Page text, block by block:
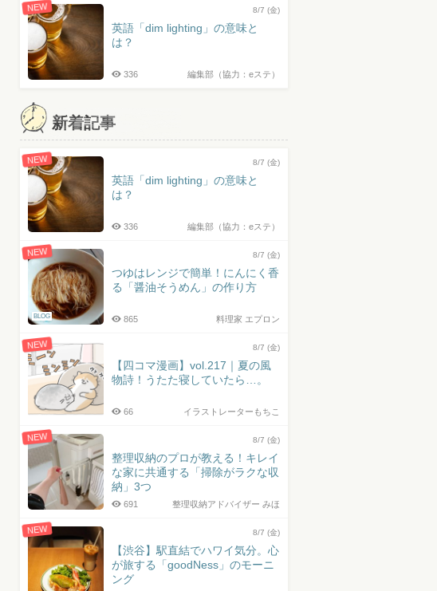
NEW 8/7 (金)
英語「dim lighting」の意味と
は？
編集部（協力：eステ）
336
新着記事
NEW 8/7 (金)
英語「dim lighting」の意味と
は？
編集部（協力：eステ）
336
NEW
BLOG
8/7 (金)
つゆはレンジで簡単！にんにく香
る「醤油そうめん」の作り方
料理家 エプロン
865
NEW 8/7 (金)
【四コマ漫画】vol.217｜夏の風
物詩！うたた寝していたら…。
イラストレーターもちこ
66
NEW 8/7 (金)
整理収納のプロが教える！キレイ
な家に共通する「掃除がラクな収
納」3つ
整理収納アドバイザー みほ
691
NEW 8/7 (金)
【渋谷】駅直結でハワイ気分。心
が旅する「goodNess」のモーニ
ング